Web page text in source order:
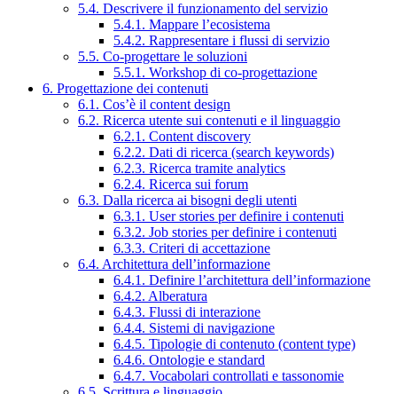
5.4. Descrivere il funzionamento del servizio
5.4.1. Mappare l’ecosistema
5.4.2. Rappresentare i flussi di servizio
5.5. Co-progettare le soluzioni
5.5.1. Workshop di co-progettazione
6. Progettazione dei contenuti
6.1. Cos’è il content design
6.2. Ricerca utente sui contenuti e il linguaggio
6.2.1. Content discovery
6.2.2. Dati di ricerca (search keywords)
6.2.3. Ricerca tramite analytics
6.2.4. Ricerca sui forum
6.3. Dalla ricerca ai bisogni degli utenti
6.3.1. User stories per definire i contenuti
6.3.2. Job stories per definire i contenuti
6.3.3. Criteri di accettazione
6.4. Architettura dell’informazione
6.4.1. Definire l’architettura dell’informazione
6.4.2. Alberatura
6.4.3. Flussi di interazione
6.4.4. Sistemi di navigazione
6.4.5. Tipologie di contenuto (content type)
6.4.6. Ontologie e standard
6.4.7. Vocabolari controllati e tassonomie